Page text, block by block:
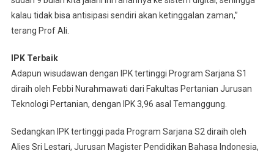
kalau tidak bisa antisipasi sendiri akan ketinggalan zaman,”
terang Prof Ali.
IPK Terbaik
Adapun wisudawan dengan IPK tertinggi Program Sarjana S1
diraih oleh Febbi Nurahmawati dari Fakultas Pertanian Jurusan
Teknologi Pertanian, dengan IPK 3,96 asal Temanggung.
Sedangkan IPK tertinggi pada Program Sarjana S2 diraih oleh
Alies Sri Lestari, Jurusan Magister Pendidikan Bahasa Indonesia,